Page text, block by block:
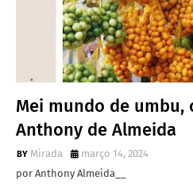
Mei mundo de umbu,
Anthony de Almeida
Mirada
março 14, 2024
por Anthony Almeida__